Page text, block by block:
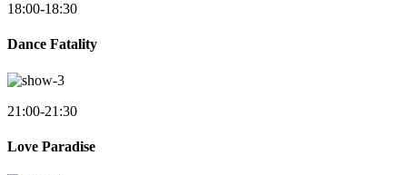
18:00-18:30
Dance Fatality
21:00-21:30
Love Paradise